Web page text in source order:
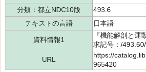
分類：都立NDC10版
493.6
テキストの言語
日本語
資料情報1
『機能解剖と
求記号：/
URL
https://
965420